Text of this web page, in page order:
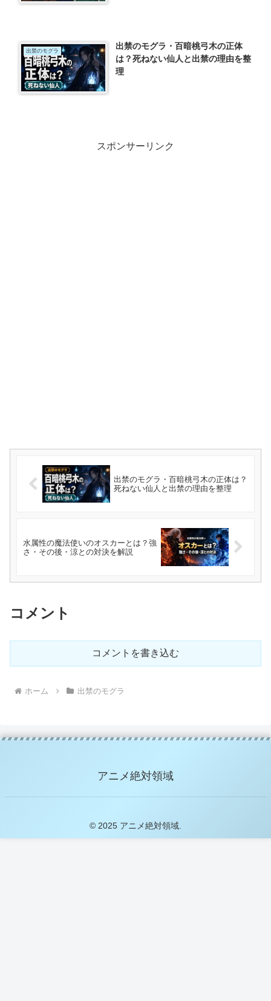
出禁のモグラ
出禁のモグラ・百暗桃弓木の正体
は？死ねない仙人と出禁の理由を整
理
スポンサーリンク
出禁のモグラ・百暗桃弓木の正体は？
死ねない仙人と出禁の理由を整理
水属性の魔法使いのオスカーとは？強
さ・その後・涼との対決を解説
コメント
コメントを書き込む
ホーム 出禁のモグラ
アニメ絶対領域
© 2025 アニメ絶対領域.